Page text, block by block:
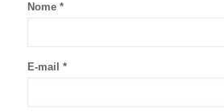
Nome *
E-mail *